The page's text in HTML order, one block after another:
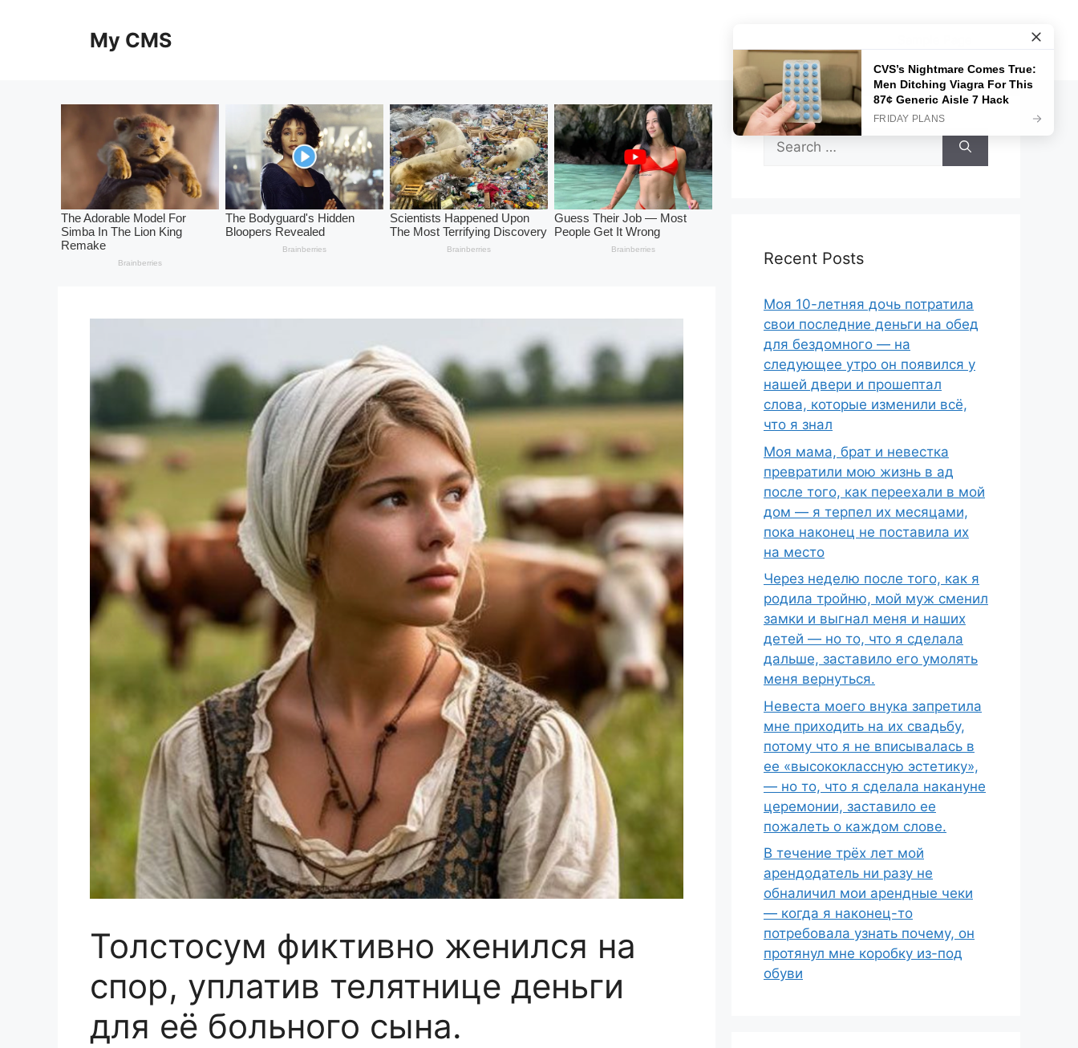
My CMS
Толстосум фиктивно женился на
спор, уплатив телятнице деньги
для её больного сына.
Search
for:
Recent Posts
Моя 10-летняя дочь потратила
свои последние деньги на обед
для бездомного — на
следующее утро он появился у
нашей двери и прошептал
слова, которые изменили всё,
что я знал
Моя мама, брат и невестка
превратили мою жизнь в ад
после того, как переехали в мой
дом — я терпел их месяцами,
пока наконец не поставила их
на место
Через неделю после того, как я
родила тройню, мой муж сменил
замки и выгнал меня и наших
детей — но то, что я сделала
дальше, заставило его умолять
меня вернуться.
Невеста моего внука запретила
мне приходить на их свадьбу,
потому что я не вписывалась в
ее «высококлассную эстетику»,
— но то, что я сделала накануне
церемонии, заставило ее
пожалеть о каждом слове.
В течение трёх лет мой
арендодатель ни разу не
обналичил мои арендные чеки
— когда я наконец-то
потребовала узнать почему, он
протянул мне коробку из-под
обуви